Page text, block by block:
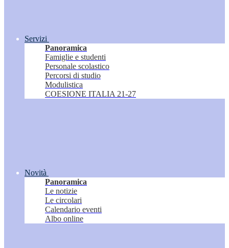
Servizi
Panoramica
Famiglie e studenti
Personale scolastico
Percorsi di studio
Modulistica
COESIONE ITALIA 21-27
Novità
Panoramica
Le notizie
Le circolari
Calendario eventi
Albo online